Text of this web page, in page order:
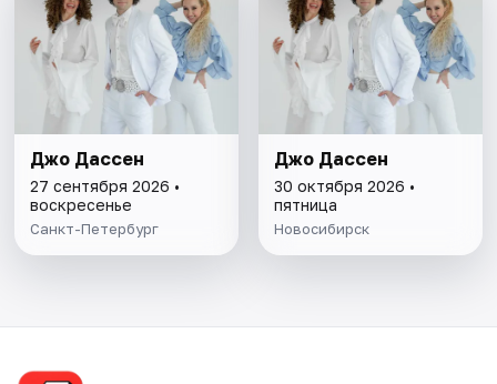
Джо Дассен
27 сентября 2026 •
воскресенье
Санкт-Петербург
Джо Дассен
30 октября 2026 •
пятница
Новосибирск